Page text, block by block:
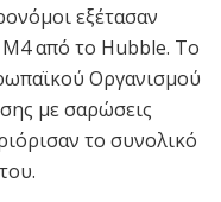
εξέτασαν
από το Hubble. Το
Οργανισμού
με σαρώσεις
το συνολικό